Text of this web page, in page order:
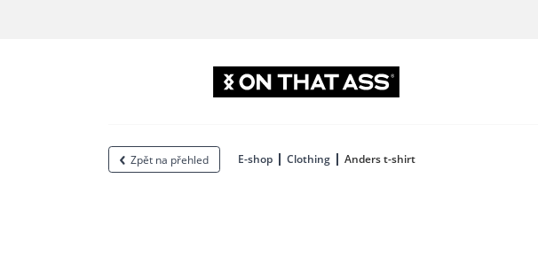
Zpět na přehled E-shop Clothing Anders t-shirt